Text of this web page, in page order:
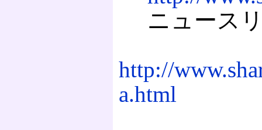
ニュース
http://
a.html